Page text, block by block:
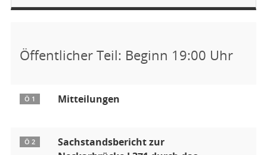
Öffentlicher Teil: Beginn 19:00 Uhr
Ö 1 Mitteilungen
Ö 2
Sachstandsbericht zur